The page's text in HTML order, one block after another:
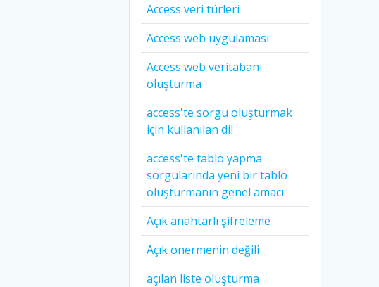
Access veri türleri
Access web uygulaması
Access web veritabanı
oluşturma
access'te sorgu oluşturmak
için kullanılan dil
access'te tablo yapma
sorgularında yeni bir tablo
oluşturmanın genel amacı
Açık anahtarlı şifreleme
Açık önermenin değili
açılan liste oluşturma